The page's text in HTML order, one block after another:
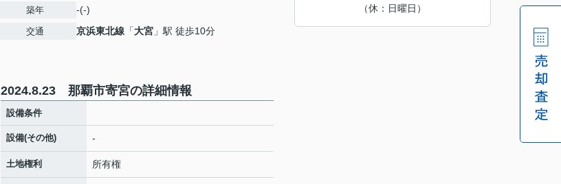
築年 -(-)
交通 京浜東北線 「大宮 」駅 徒歩10分
2024.8.23 那覇市寄宮の詳細情報
設備条件
設備(その他) -
土地権利 所有権
（休：日曜日）